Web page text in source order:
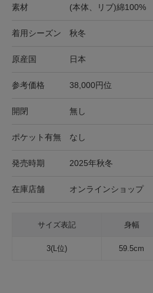
素材 (本体、リブ)綿100%
着用シーズン 秋冬
原産国 日本
参考価格 38,000円位
開閉 無し
ポケット有無 なし
発売時期 2025年秋冬
在庫店舗 オンラインショップ
サイズ表記 身幅
3(L位) 59.5cm